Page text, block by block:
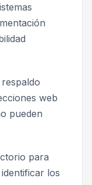
web
pueden
para
los